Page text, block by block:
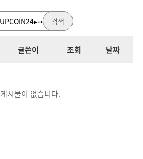
검색
글쓴이 조회 날짜
게시물이 없습니다.